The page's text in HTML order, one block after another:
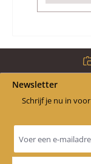
Newsletter
Schrijf je nu in
mailadres
*